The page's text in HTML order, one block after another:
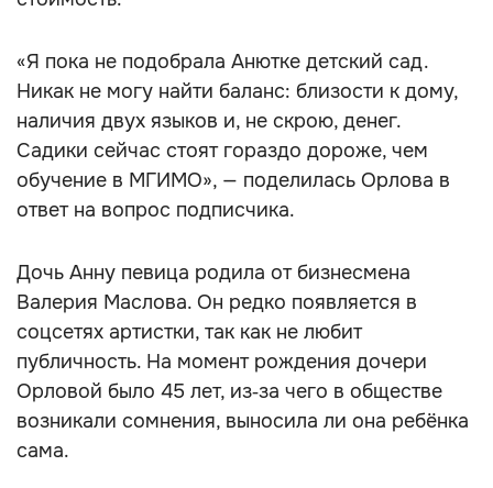
«Я пока не подобрала Анютке детский сад.
Никак не могу найти баланс: близости к дому,
наличия двух языков и, не скрою, денег.
Садики сейчас стоят гораздо дороже, чем
обучение в МГИМО», — поделилась Орлова в
ответ на вопрос подписчика.
Дочь Анну певица родила от бизнесмена
Валерия Маслова. Он редко появляется в
соцсетях артистки, так как не любит
публичность. На момент рождения дочери
Орловой было 45 лет, из‑за чего в обществе
возникали сомнения, выносила ли она ребёнка
сама.